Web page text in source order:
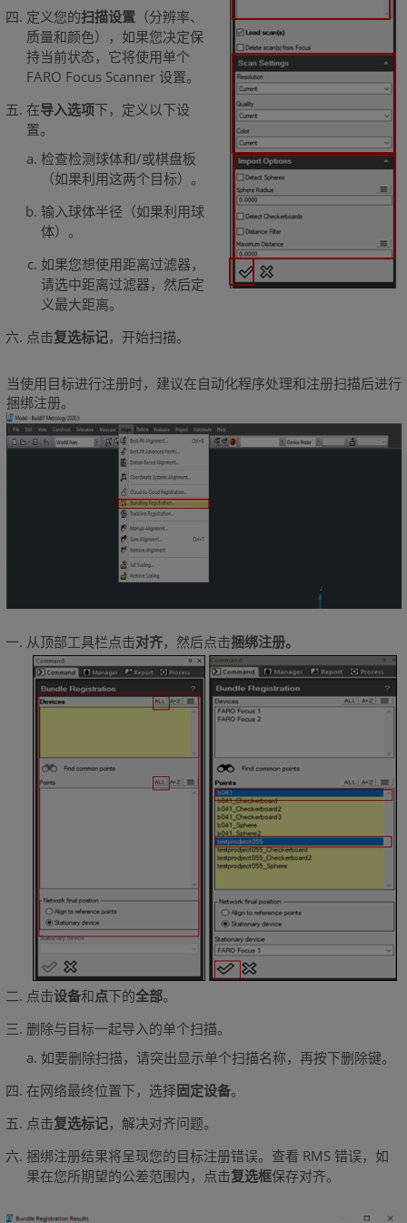
定义您的扫描设置（分辨率、
质量和颜色），如果您决定保
持当前状态，它将使用单个
FARO Focus Scanner 设置。
在导入选项下，定义以下设
置。
检查检测球体和/或棋盘板
（如果利用这两个目标）。
输入球体半径（如果利用球
体）。
如果您想使用距离过滤器，
请选中距离过滤器，然后定
义最大距离。
点击复选标记，开始扫描。
当使用目标进行注册时，建议在自动化程序处理和注册扫描后进行
捆绑注册。
从顶部工具栏点击对齐，然后点击捆绑注册。
点击设备和点下的全部。
删除与目标一起导入的单个扫描。
如要删除扫描，请突出显示单个扫描名称，再按下删除键。
在网络最终位置下，选择固定设备。
点击复选标记，解决对齐问题。
捆绑注册结果将呈现您的目标注册错误。查看 RMS 错误，如
果在您所期望的公差范围内，点击复选框保存对齐。